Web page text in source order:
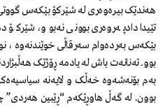
هەندێک بیرەوەری لە شێرکۆ بێکەس
تێیدا دادپەروەری بوونی نەبوو،
بێکەس بەردەوام سەرقاڵی خوێندنەوە ،
بوو. تەنانەت باش لە یادمە ڕۆژێک
بەم بۆنەشەوە خەڵک و لایەنە
بوون. لە گەڵ هاوڕێکەم “ڕێبین